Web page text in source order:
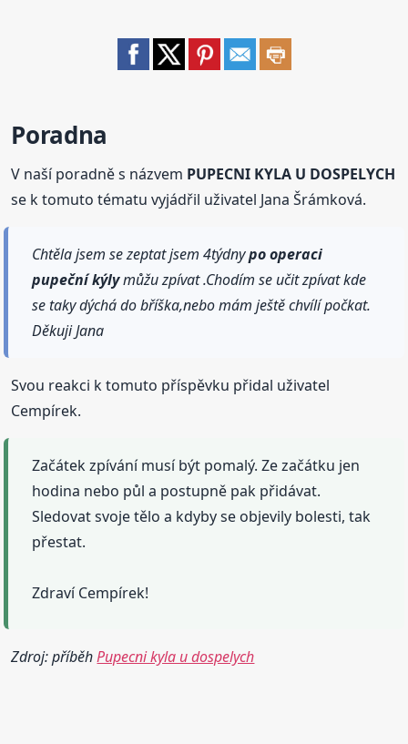
Poradna
V naší poradně s názvem PUPECNI KYLA U DOSPELYCH
se k tomuto tématu vyjádřil uživatel Jana Šrámková.
Chtěla jsem se zeptat jsem 4týdnypo operaci
pupečníkýlymůžu zpívat .Chodím se učit zpívat kde
se taky dýchá do bříška,nebo mám ještě chvílí počkat.
Děkuji Jana
Svou reakci k tomuto příspěvku přidal uživatel
Cempírek.
Začátek zpívání musí být pomalý. Ze začátku jen
hodina nebo půl a postupně pak přidávat.
Sledovat svoje tělo a kdyby se objevily bolesti, tak
přestat.
Zdraví Cempírek!
Zdroj: příběhPupecni kyla u dospelych